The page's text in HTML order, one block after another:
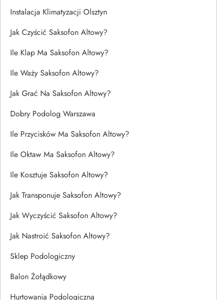
Instalacja Klimatyzacji Olsztyn
Jak Czyścić Saksofon Altowy?
Ile Klap Ma Saksofon Altowy?
Ile Waży Saksofon Altowy?
Jak Grać Na Saksofon Altowy?
Dobry Podolog Warszawa
Ile Przycisków Ma Saksofon Altowy?
Ile Oktaw Ma Saksofon Altowy?
Ile Kosztuje Saksofon Altowy?
Jak Transponuje Saksofon Altowy?
Jak Wyczyścić Saksofon Altowy?
Jak Nastroić Saksofon Altowy?
Sklep Podologiczny
Balon Żołądkowy
Hurtowania Podologiczna